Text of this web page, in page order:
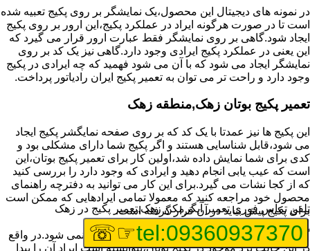
در نمونه های دیجیتال این محصول،یک نمایشگر بر روی پکیج تعبیه شده
است تا در صورت هرگونه ایراد در عملکرد پکیج،این ارور بر روی پکیج
ایجاد شود.گاهی بر روی نمایشگر فقط عبارت ارور قرار می گیرد که
این یعنی در عملکرد پکیج ایرادی وجود دارد.گاهی نیز یک کد بر روی
نمایشگر ایجاد می شود که با آن می شود فهمید که چه ایرادی در پکیج
وجود دارد و راحت تر می توان به تعمیر پکیج ایران رادیاتور پرداخت.
تعمیر پکیج بوتان زهک,منطقه زهک
این پکیج ها نیز عمدتا با یک کد که بر روی صفحه نمایگشر پکیج ایجاد
می شود،قابل شناسایی هستند و اگر پکیج شما دارای مشکلی بود و
کدی برای شما نمایش داده شد،اولین کار برای تعمیر پکیج بوتان،این
است که عیب یابی انجام دهید و ایرادی که وجود دارد را بررسی کنید
که از کجا نشات می گیرد.برای این کار می توانید به دفترچه راهنمای
محصول خود مراجعه کنید که معمولا تمامی ایرادهایی که ممکن است
برای پکیج پیش بیاید در آن قرار گرفته است.
گاهی نیز هنگام خرابی پکیج،هیچ اروری نمایش داده نمی شود.در واقع
در این حالت برد موجود در پکیج بوتان،نتوانسته است ایراد آن را پیدا
تلفن تماس فوریتعمیر آبگرمکن زهک,تعمیر پکیج در زهک
tel:09360937370
☞☏